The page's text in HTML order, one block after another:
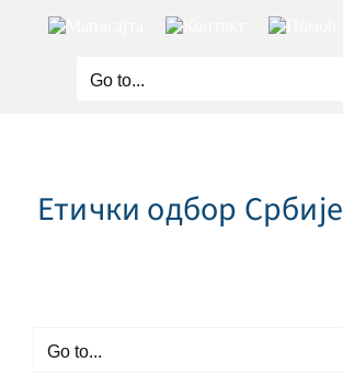
Мапа
Контакт Помоћ
Go to...
Етички одбор Србије
Go to...